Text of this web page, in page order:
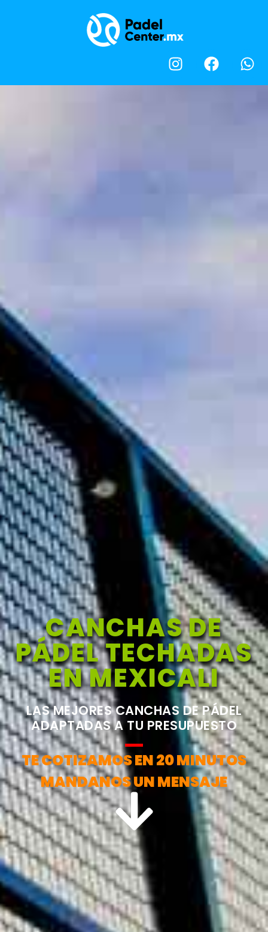
CANCHAS DE
PÁDEL TECHADAS
EN MEXICALI
LAS MEJORES CANCHAS DE PÁDEL
ADAPTADAS A TU PRESUPUESTO
TE COTIZAMOS EN 20 MINUTOS
MANDANOS UN MENSAJE